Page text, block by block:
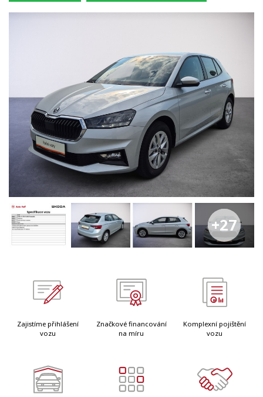
+27
Zajistíme přihlášení
vozu
Značkové financování
na míru
Komplexní pojištění
vozu